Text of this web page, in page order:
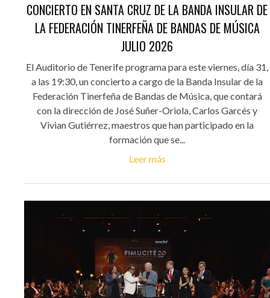
CONCIERTO EN SANTA CRUZ DE LA BANDA INSULAR DE
LA FEDERACIÓN TINERFEÑA DE BANDAS DE MÚSICA
JULIO 2026
El Auditorio de Tenerife programa para este viernes, día 31,
a las 19:30, un concierto a cargo de la Banda Insular de la
Federación Tinerfeña de Bandas de Música, que contará
con la dirección de José Suñer-Oriola, Carlos Garcés y
Vivian Gutiérrez, maestros que han participado en la
formación que se...
Leer más